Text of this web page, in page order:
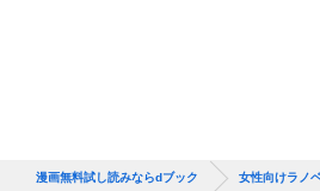
漫画無料試し読みならdブック 女性向けラノ